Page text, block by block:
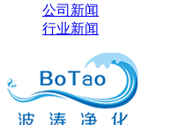
公司新闻
行业新闻